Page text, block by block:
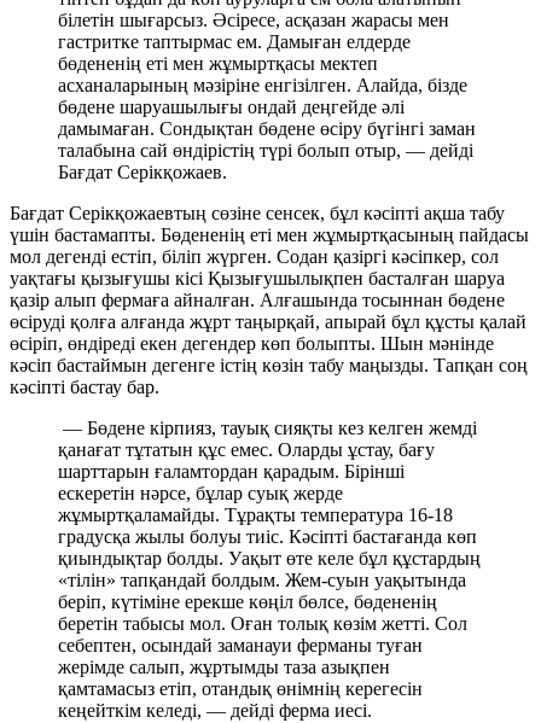
білетін шығарсыз. Әсіресе, асқазан жарасы мен
гастритке таптырмас ем. Дамыған елдерде
бөдененің еті мен жұмыртқасы мектеп
асханаларының мәзіріне енгізілген. Алайда, бізде
бөдене шаруашылығы ондай деңгейде әлі
дамымаған. Сондықтан бөдене өсіру бүгінгі заман
талабына сай өндірістің түрі болып отыр, — дейді
Бағдат Серікқожаев.
Бағдат Серікқожаевтың сөзіне сенсек, бұл кәсіпті ақша табу
үшін бастамапты. Бөдененің еті мен жұмыртқасының пайдасы
мол дегенді естіп, біліп жүрген. Содан қазіргі кәсіпкер, сол
уақтағы қызығушы кісі Қызығушылықпен басталған шаруа
қазір алып фермаға айналған. Алғашында тосыннан бөдене
өсіруді қолға алғанда жұрт таңырқай, апырай бұл құсты қалай
өсіріп, өндіреді екен дегендер көп болыпты. Шын мәнінде
кәсіп бастаймын дегенге істің көзін табу маңызды. Тапқан соң
кәсіпті бастау бар.
— Бөдене кірпияз, тауық сияқты кез келген жемді
қанағат тұтатын құс емес. Оларды ұстау, бағу
шарттарын ғаламтордан қарадым. Бірінші
ескеретін нәрсе, бұлар суық жерде
жұмыртқаламайды. Тұрақты температура 16-18
градусқа жылы болуы тиіс. Кәсіпті бастағанда көп
қиындықтар болды. Уақыт өте келе бұл құстардың
«тілін» тапқандай болдым. Жем-суын уақытында
беріп, күтіміне ерекше көңіл бөлсе, бөдененің
беретін табысы мол. Оған толық көзім жетті. Сол
себептен, осындай заманауи ферманы туған
жерімде салып, жұртымды таза азықпен
қамтамасыз етіп, отандық өнімнің керегесін
кеңейткім келеді, — дейді ферма иесі.